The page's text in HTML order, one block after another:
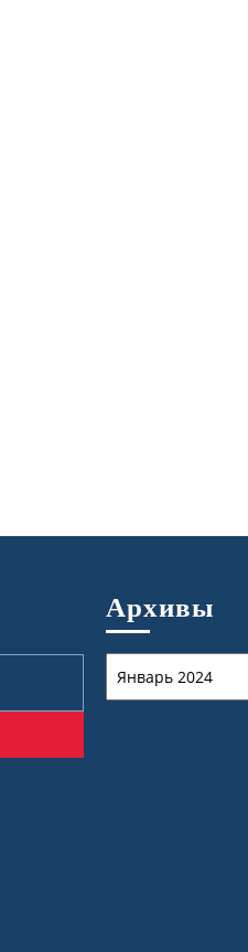
Архивы